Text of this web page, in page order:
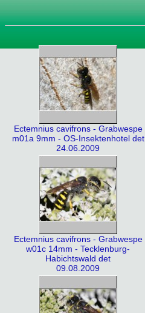
Ectemnius cavifrons - Grabwespe
m01a 9mm - OS-Insektenhotel det
24.06.2009
Ectemnius cavifrons - Grabwespe
w01c 14mm - Tecklenburg-
Habichtswald det
09.08.2009